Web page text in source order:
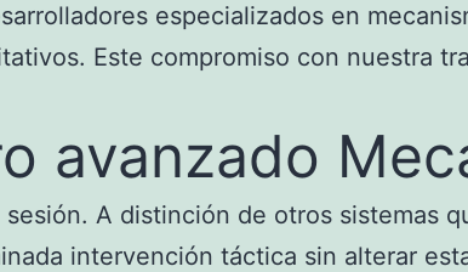
especializados en
Este compromiso con nuestra
avanzado
A distinción de otros sistemas
intervención táctica sin alterar